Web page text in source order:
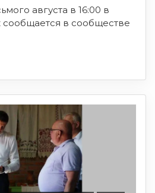
августа в 16:00 в
в сообществе